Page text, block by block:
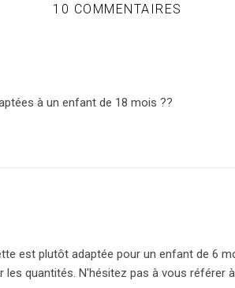
10 COMMENTAIRES
à un enfant de 18 mois ??
est plutôt adaptée pour un enfant de 6
les quantités. N'hésitez pas à vous référer